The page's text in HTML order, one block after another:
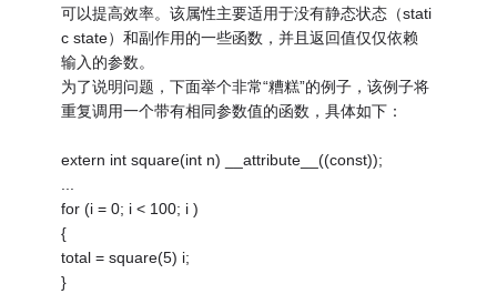
可以提高效率。该属性主要适用于没有静态状态（stati
c state）和副作用的一些函数，并且返回值仅仅依赖
输入的参数。
为了说明问题，下面举个非常“糟糕”的例子，该例子将
重复调用一个带有相同参数值的函数，具体如下：
extern int square(int n) __attribute__((const));
...
for (i = 0; i < 100; i )
{
total = square(5) i;
}